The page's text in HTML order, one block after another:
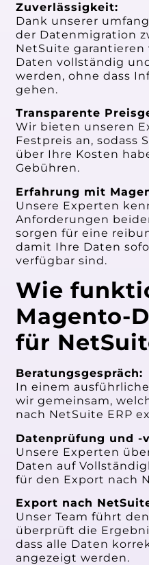
Zuverlässigkeit:
Dank unserer
der Datenmigration
NetSuite garantieren
Daten vollständig
werden, ohne dass
gehen.
Transparente
Wir bieten unseren
Festpreis an, sodass
über Ihre Kosten
Gebühren.
Erfahrung mit
Unsere Experten
Anforderungen
sorgen für eine
damit Ihre Daten
verfügbar sind.
Wie
Magento-
für
Beratungsgespräch:
In einem
wir gemeinsam,
nach NetSuite ERP
Datenprüfung und -
Unsere Experten
Daten auf
für den Export nach
Export nach
Unser Team führt
überprüft die
dass alle Daten
angezeigt werden.